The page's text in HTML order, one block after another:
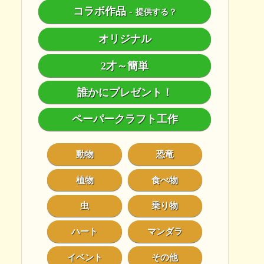
コラボ作品- 提供する？
オリジナル
2才～簡単
誰かにプレゼント！
ペーパークラフト工作
動物 恐竜
植物 食べ物
虫 乗り物
ハート マンダラ
イベント その他